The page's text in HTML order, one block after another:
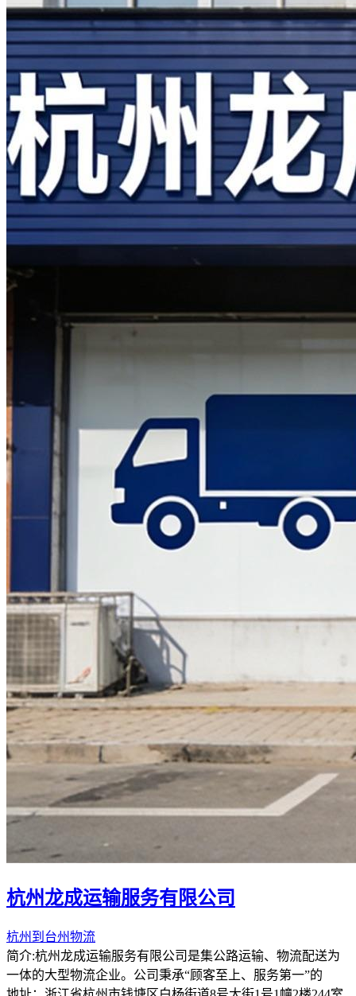
杭州龙成运输服务有限公司
杭州到台州物流
简介:杭州龙成运输服务有限公司是集公路运输、物流配送为
一体的大型物流企业。公司秉承“顾客至上、服务第一”的